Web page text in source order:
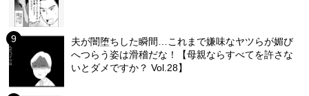
夫が闇堕ちした瞬間…これまで嫌味なヤツらが媚び
へつらう姿は滑稽だな！【母親ならすべてを許さな
いとダメですか？ Vol.28】